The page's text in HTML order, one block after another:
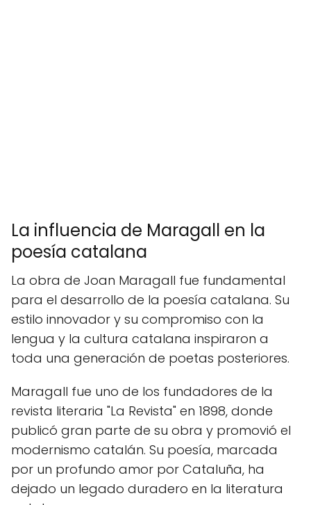
La influencia de Maragall en la
poesía catalana
La obra de Joan Maragall fue fundamental
para el desarrollo de la poesía catalana. Su
estilo innovador y su compromiso con la
lengua y la cultura catalana inspiraron a
toda una generación de poetas posteriores.
Maragall fue uno de los fundadores de la
revista literaria "La Revista" en 1898, donde
publicó gran parte de su obra y promovió el
modernismo catalán. Su poesía, marcada
por un profundo amor por Cataluña, ha
dejado un legado duradero en la literatura